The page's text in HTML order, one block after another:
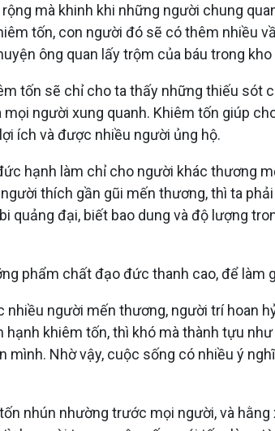
mà khinh khi những người chung
tốn, con người đó sẽ có thêm nhiều
ông quan lấy trộm của báu trong kho
tốn sẽ chỉ cho ta thấy những thiếu sót
người xung quanh. Khiêm tốn giúp
ích và được nhiều người ủng hộ.
hạnh làm chỉ cho người khác thương
thích gần gũi mến thương, thì ta
đại, biết bao dung và độ lượng
phẩm chất đạo đức thanh cao, để
người mến thương, người trí hoan
khiêm tốn, thì khó mà thành tựu
Nhờ vậy, cuộc sống có nhiều ý
nhún nhường trước mọi người, và